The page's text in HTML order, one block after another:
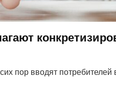
пор вводят потребителей